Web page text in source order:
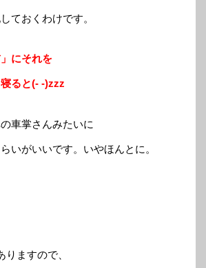
ておくわけです。
」にそれを
ると(- -)zzz
車掌さんみたいに
いがいいです。いやほんとに。
ますので、